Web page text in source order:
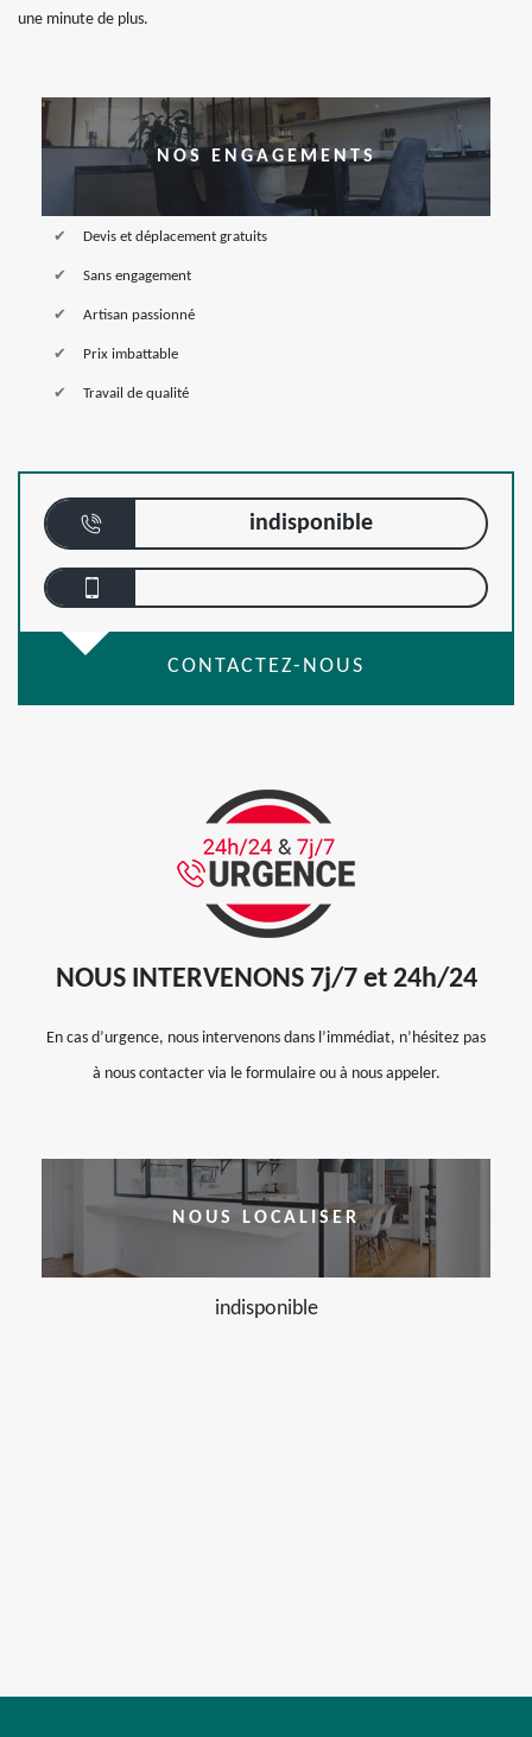
une minute de plus.
NOS ENGAGEMENTS
Devis et déplacement gratuits
Sans engagement
Artisan passionné
Prix imbattable
Travail de qualité
indisponible
CONTACTEZ-NOUS
NOUS INTERVENONS 7j/7 et 24h/24
En cas d’urgence, nous intervenons dans l’immédiat, n’hésitez pas
à nous contacter via le formulaire ou à nous appeler.
NOUS LOCALISER
indisponible